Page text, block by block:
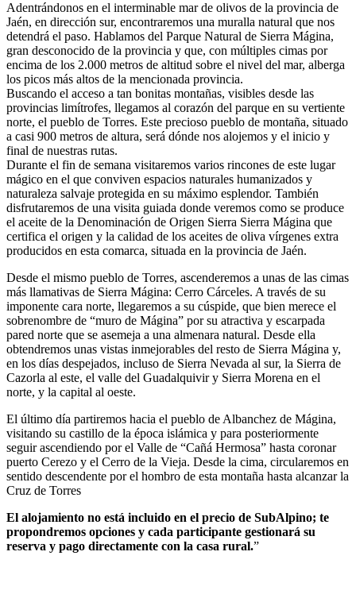
Adentrándonos en el interminable mar de olivos de la provincia de
Jaén, en dirección sur, encontraremos una muralla natural que nos
detendrá el paso. Hablamos del Parque Natural de Sierra Mágina,
gran desconocido de la provincia y que, con múltiples cimas por
encima de los 2.000 metros de altitud sobre el nivel del mar, alberga
los picos más altos de la mencionada provincia.
Buscando el acceso a tan bonitas montañas, visibles desde las
provincias limítrofes, llegamos al corazón del parque en su vertiente
norte, el pueblo de Torres. Este precioso pueblo de montaña, situado
a casi 900 metros de altura, será dónde nos alojemos y el inicio y
final de nuestras rutas.
Durante el fin de semana visitaremos varios rincones de este lugar
mágico en el que conviven espacios naturales humanizados y
naturaleza salvaje protegida en su máximo esplendor. También
disfrutaremos de una visita guiada donde veremos como se produce
el aceite de la Denominación de Origen Sierra Sierra Mágina que
certifica el origen y la calidad de los aceites de oliva vírgenes extra
producidos en esta comarca, situada en la provincia de Jaén.
Desde el mismo pueblo de Torres, ascenderemos a unas de las cimas
más llamativas de Sierra Mágina: Cerro Cárceles. A través de su
imponente cara norte, llegaremos a su cúspide, que bien merece el
sobrenombre de “muro de Mágina” por su atractiva y escarpada
pared norte que se asemeja a una almenara natural. Desde ella
obtendremos unas vistas inmejorables del resto de Sierra Mágina y,
en los días despejados, incluso de Sierra Nevada al sur, la Sierra de
Cazorla al este, el valle del Guadalquivir y Sierra Morena en el
norte, y la capital al oeste.
El último día partiremos hacia el pueblo de Albanchez de Mágina,
visitando su castillo de la época islámica y para posteriormente
seguir ascendiendo por el Valle de “Cañá Hermosa” hasta coronar
puerto Cerezo y el Cerro de la Vieja. Desde la cima, circularemos en
sentido descendente por el hombro de esta montaña hasta alcanzar la
Cruz de Torres
El alojamiento no está incluido en el precio de SubAlpino; te
propondremos opciones y cada participante gestionará su
reserva y pago directamente con la casa rural.”